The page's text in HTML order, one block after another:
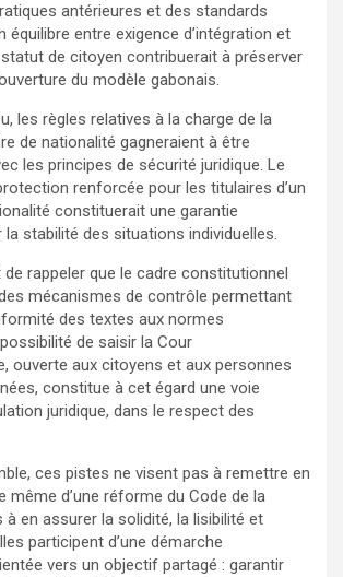
antérieures et des standards
équilibre entre exigence d’intégration et
de citoyen contribuerait à préserver
du modèle gabonais.
les règles relatives à la charge de la
de nationalité gagneraient à être
les principes de sécurité juridique. Le
renforcée pour les titulaires d’un
constituerait une garantie
stabilité des situations individuelles.
de rappeler que le cadre constitutionnel
mécanismes de contrôle permettant
des textes aux normes
de saisir la Cour
ouverte aux citoyens et aux personnes
constitue à cet égard une voie
juridique, dans le respect des
ces pistes ne visent pas à remettre en
même d’une réforme du Code de la
à en assurer la solidité, la lisibilité et
participent d’une démarche
vers un objectif partagé : garantir